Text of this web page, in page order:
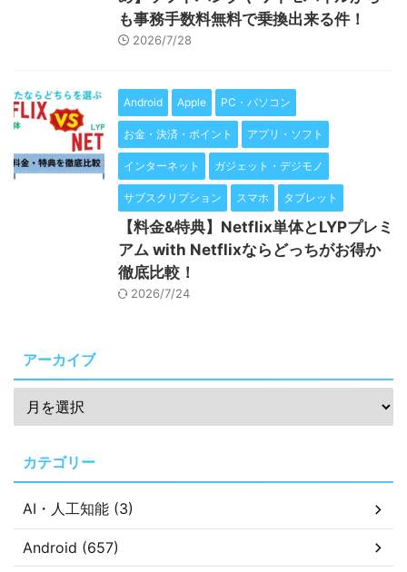
も事務手数料無料で乗換出来る件！
2026/7/28
Android Apple PC・パソコン
お金・決済・ポイント アプリ・ソフト
インターネット ガジェット・デジモノ
サブスクリプション スマホ タブレット
【料金&特典】Netflix単体とLYPプレミ
アム with Netflixならどっちがお得か
徹底比較！
2026/7/24
アーカイブ
カテゴリー
AI・人工知能 (3)
Android (657)